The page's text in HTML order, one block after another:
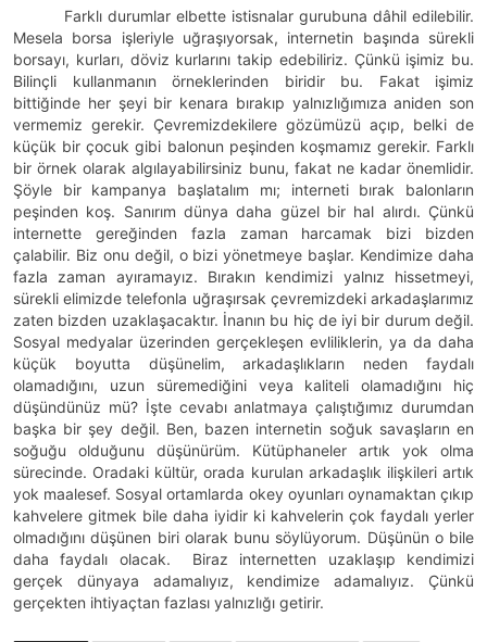
Farklı durumlar elbette istisnalar gurubuna dâhil edilebilir.
Mesela borsa işleriyle uğraşıyorsak, internetin başında sürekli
borsayı, kurları, döviz kurlarını takip edebiliriz. Çünkü işimiz bu.
Bilinçli kullanmanın örneklerinden biridir bu. Fakat işimiz
bittiğinde her şeyi bir kenara bırakıp yalnızlığımıza aniden son
vermemiz gerekir. Çevremizdekilere gözümüzü açıp, belki de
küçük bir çocuk gibi balonun peşinden koşmamız gerekir. Farklı
bir örnek olarak algılayabilirsiniz bunu, fakat ne kadar önemlidir.
Şöyle bir kampanya başlatalım mı; interneti bırak balonların
peşinden koş. Sanırım dünya daha güzel bir hal alırdı. Çünkü
internette gereğinden fazla zaman harcamak bizi bizden
çalabilir. Biz onu değil, o bizi yönetmeye başlar. Kendimize daha
fazla zaman ayıramayız. Bırakın kendimizi yalnız hissetmeyi,
sürekli elimizde telefonla uğraşırsak çevremizdeki arkadaşlarımız
zaten bizden uzaklaşacaktır. İnanın bu hiç de iyi bir durum değil.
Sosyal medyalar üzerinden gerçekleşen evliliklerin, ya da daha
küçük boyutta düşünelim, arkadaşlıkların neden faydalı
olamadığını, uzun süremediğini veya kaliteli olamadığını hiç
düşündünüz mü? İşte cevabı anlatmaya çalıştığımız durumdan
başka bir şey değil. Ben, bazen internetin soğuk savaşların en
soğuğu olduğunu düşünürüm. Kütüphaneler artık yok olma
sürecinde. Oradaki kültür, orada kurulan arkadaşlık ilişkileri artık
yok maalesef. Sosyal ortamlarda okey oyunları oynamaktan çıkıp
kahvelere gitmek bile daha iyidir ki kahvelerin çok faydalı yerler
olmadığını düşünen biri olarak bunu söylüyorum. Düşünün o bile
daha faydalı olacak. Biraz internetten uzaklaşıp kendimizi
gerçek dünyaya adamalıyız, kendimize adamalıyız. Çünkü
gerçekten ihtiyaçtan fazlası yalnızlığı getirir.